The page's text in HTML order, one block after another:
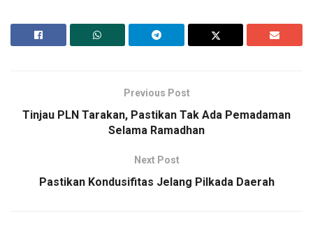
Previous Post
Tinjau PLN Tarakan, Pastikan Tak Ada Pemadaman
Selama Ramadhan
Next Post
Pastikan Kondusifitas Jelang Pilkada Daerah